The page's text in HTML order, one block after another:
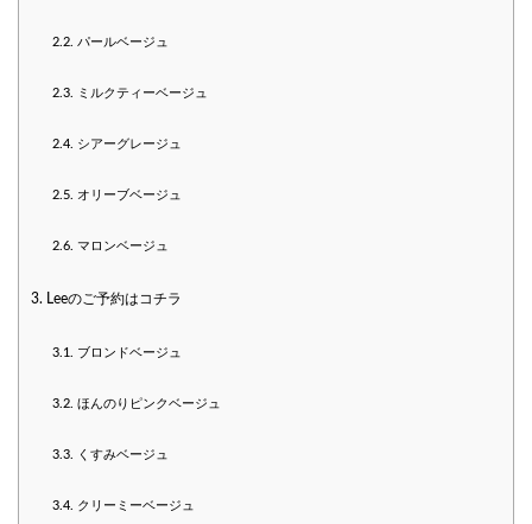
2.2. パールベージュ
2.3. ミルクティーベージュ
2.4. シアーグレージュ
2.5. オリーブベージュ
2.6. マロンベージュ
3. Leeのご予約はコチラ
3.1. ブロンドベージュ
3.2. ほんのりピンクベージュ
3.3. くすみベージュ
3.4. クリーミーベージュ